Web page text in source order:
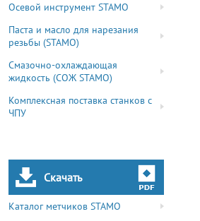
Осевой инструмент STAMO
Паста и масло для нарезания
резьбы (STAMO)
Смазочно-охлаждающая
жидкость (СОЖ STAMO)
Комплексная поставка станков с
ЧПУ
Скачать
Каталог метчиков STAMO